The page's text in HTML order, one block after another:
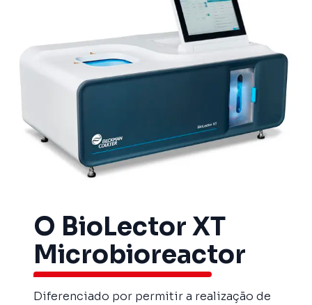
O BioLector XT
Microbioreactor
Diferenciado por permitir a realização de